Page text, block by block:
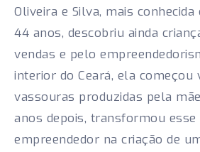
Oliveira e Silva, mais conhecida
44 anos, descobriu ainda
vendas e pelo
interior do Ceará, ela começou
vassouras produzidas pela
anos depois, transformou
empreendedor na criação de